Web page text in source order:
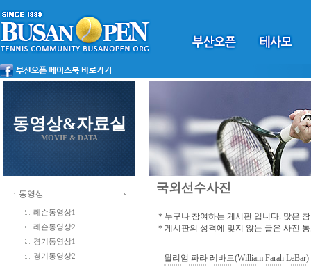
동영상&자료실
MOVIE & DATA
ㆍ동영상
레슨동영상1
레슨동영상2
경기동영상1
경기동영상2
국외선수사진
＊누구나 참여하는 게시판 입니다. 많은
＊게시판의 성격에 맞지 않는 글은 사전
윌리엄 파라 레바르(William Farah LeBar)